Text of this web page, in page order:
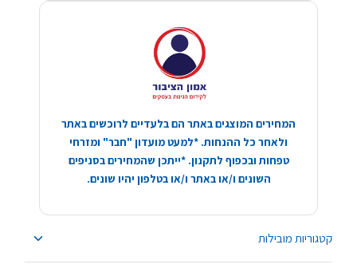
קטגוריות מובילות
המחירים המוצגים באתר הם בלעדיים לרוכשים באתר
ולאחר כל ההנחות. *למעט מועדון "חבר" ומזרחי
טפחות ובכפוף לתקנון. *ייתכן שהמחירים בסניפים
השונים ו/או באתר ו/או בטלפון יהיו שונים.